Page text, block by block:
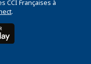
CCI Françaises à
.